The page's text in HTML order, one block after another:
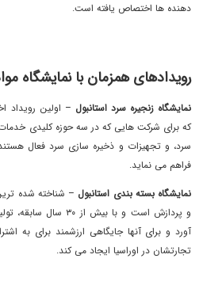
دهنده ها اختصاص یافته است.
رویدادهای همزمان با نمایشگاه
نمایشگاه زنجیره سرد استانبول – اولین رویداد
که برای شرکت هایی که در سه حوزه کلیدی
سرد، و تجهیزات و ذخیره سازی سرد فعال
فراهم می نماید.
نمایشگاه بسته بندی استانبول – شناخته شده
و پردازش است و با بیش
آورد و برای آنها جایگاهی ارزشمند برای به
تجارتشان در اوراسیا ایجاد می کند.